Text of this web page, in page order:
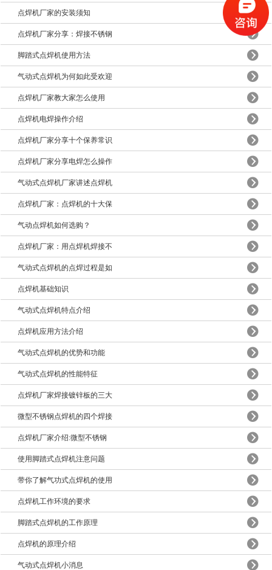
点焊机厂家的安装须知
点焊机厂家分享：焊接不锈钢
脚踏式点焊机使用方法
气动式点焊机为何如此受欢迎
点焊机厂家教大家怎么使用
点焊机电焊操作介绍
点焊机厂家分享十个保养常识
点焊机厂家分享电焊怎么操作
气动式点焊机厂家讲述点焊机
点焊机厂家：点焊机的十大保
气动点焊机如何选购？
点焊机厂家：用点焊机焊接不
气动式点焊机的点焊过程是如
点焊机基础知识
气动式点焊机特点介绍
点焊机应用方法介绍
气动式点焊机的优势和功能
气动式点焊机的性能特征
点焊机厂家焊接镀锌板的三大
微型不锈钢点焊机的四个焊接
点焊机厂家介绍:微型不锈钢
使用脚踏式点焊机注意问题
带你了解气功式点焊机的使用
点焊机工作环境的要求
脚踏式点焊机的工作原理
点焊机的原理介绍
气动式点焊机小消息